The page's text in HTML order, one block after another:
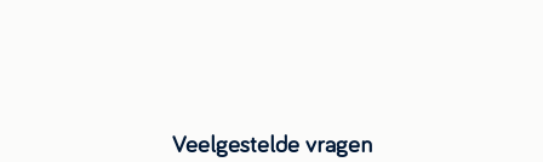
Veelgestelde vragen